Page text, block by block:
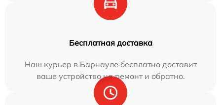
Бесплатная доставка
Наш курьер в Барнауле бесплатно доставит
ваше устройство на ремонт и обратно.